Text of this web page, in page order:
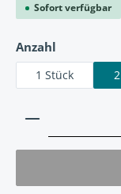
Sofort verfügbar
Anzahl
1 Stück
Produkt